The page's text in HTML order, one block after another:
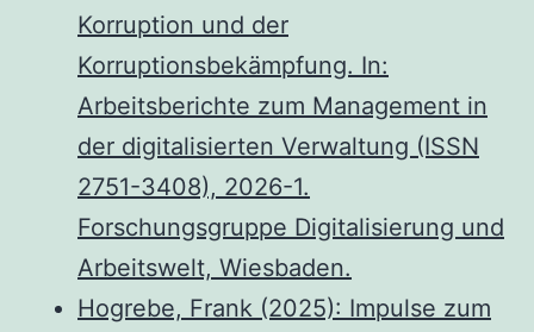
Korruption und der
Korruptionsbekämpfung. In:
Arbeitsberichte zum Management in
der digitalisierten Verwaltung (ISSN
2751-3408), 2026-1.
Forschungsgruppe Digitalisierung und
Arbeitswelt, Wiesbaden.
Hogrebe, Frank (2025): Impulse zum